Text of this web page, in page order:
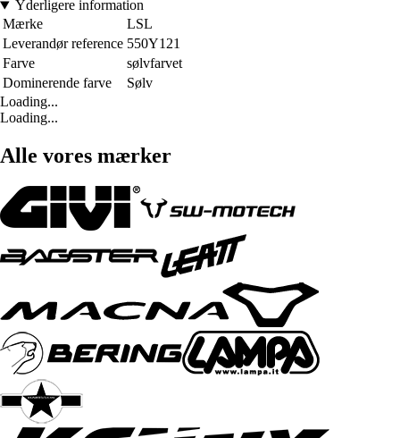
Yderligere information
Mærke
LSL
Leverandør reference 550Y121
Farve
sølvfarvet
Dominerende farve
Sølv
Loading...
Loading...
Alle vores mærker